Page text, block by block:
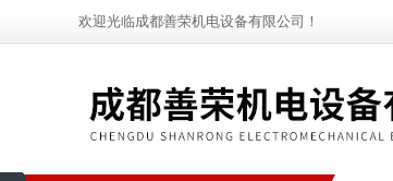
欢迎光临成都善荣机电设备有限公司！